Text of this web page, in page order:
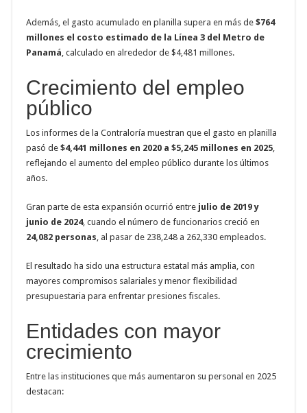
Además, el gasto acumulado en planilla supera en más de$764
millones el costo estimado de la Línea 3 del Metro de
Panamá , calculado en alrededor de $4,481 millones.
Crecimiento del empleo
público
Los informes de la Contraloría muestran que el gasto en planilla
pasó de$4,441 millones en 2020 a $5,245 millones en 2025
reflejando el aumento del empleo público durante los últimos
años.
Gran parte de esta expansión ocurrió entre julio de 2019 y
junio de 2024, cuando el número de funcionarios creció en
24,082 personas , al pasar de 238,248 a 262,330 empleados.
El resultado ha sido una estructura estatal más amplia, con
mayores compromisos salariales y menor flexibilidad
presupuestaria para enfrentar presiones fiscales.
Entidades con mayor
crecimiento
Entre las instituciones que más aumentaron su personal en 2025
destacan: